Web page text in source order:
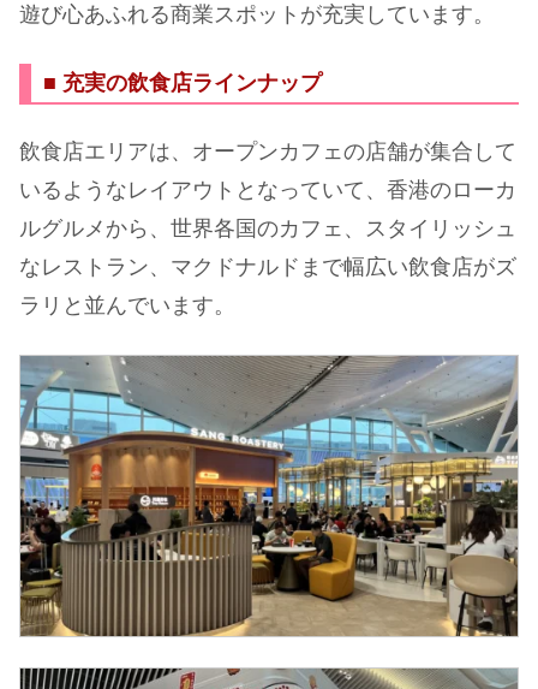
遊び心あふれる商業スポットが充実しています。
■ 充実の飲食店ラインナップ
飲食店エリアは、オープンカフェの店舗が集合して
いるようなレイアウトとなっていて、香港のローカ
ルグルメから、世界各国のカフェ、スタイリッシュ
なレストラン、マクドナルドまで幅広い飲食店がズ
ラリと並んでいます。